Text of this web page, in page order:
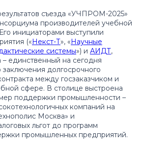
съезда «УЧПРОМ-2025»
производителей учебной
инициаторами выступили
(«Некст-Т», «Научные
системы») и АИДТ,
единственный на сегодня
долгосрочного
между госзаказчиком и
сфере. В столице выстроена
поддержки промышленности –
компаний на
Москва» и
льгот до программ
промышленных предприятий.